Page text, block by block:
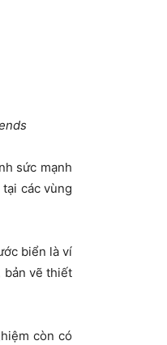
sức mạnh
các vùng
biển là ví
bản vẽ thiết
còn có